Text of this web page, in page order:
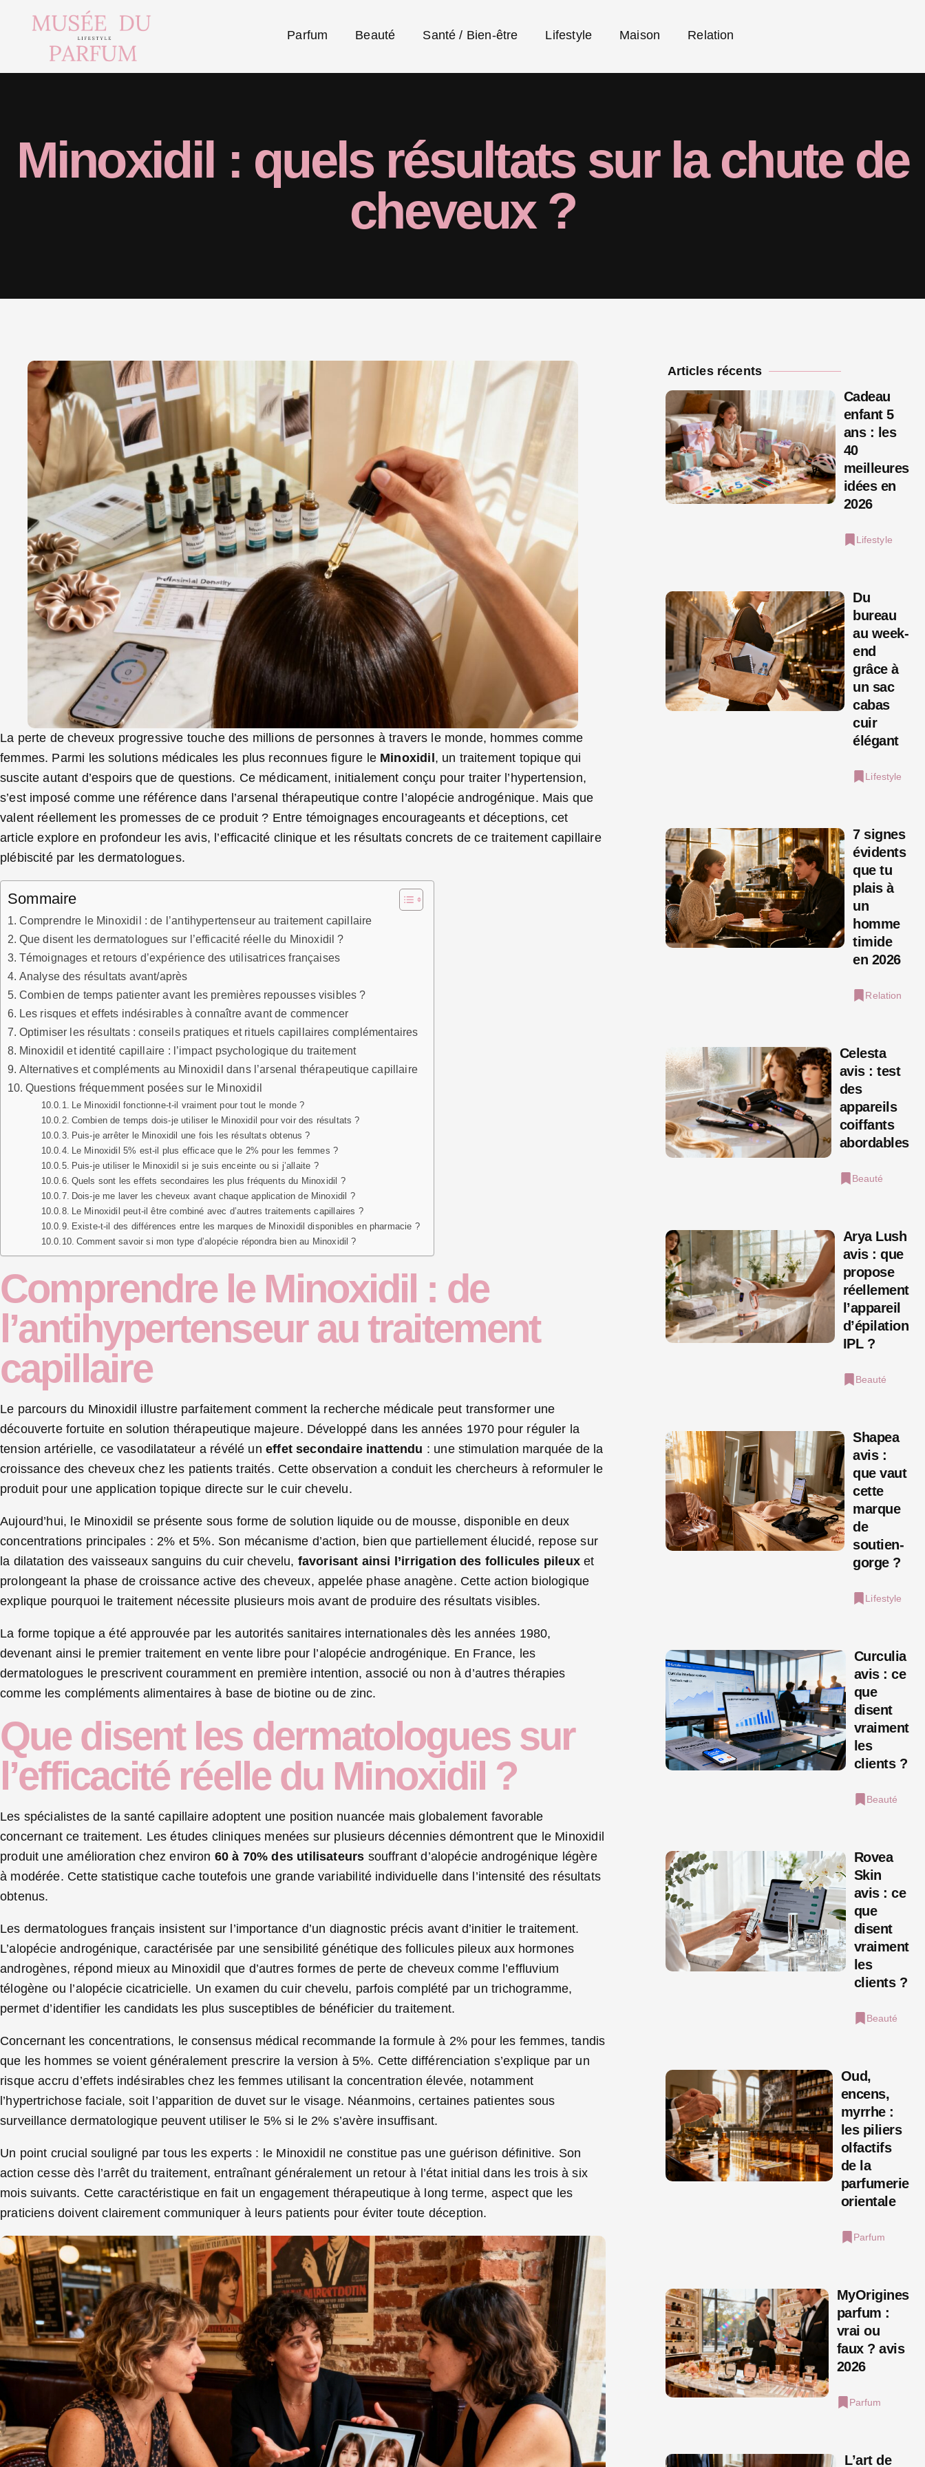
Parfum Beauté Santé / Bien-être Lifestyle Maison Relation
Minoxidil : quels résultats sur la chute de
cheveux ?
La perte de cheveux progressive touche des millions de personnes à travers le monde, hommes comme
femmes. Parmi les solutions médicales les plus reconnues figure le Minoxidil, un traitement topique qui
suscite autant d’espoirs que de questions. Ce médicament, initialement conçu pour traiter l’hypertension,
s’est imposé comme une référence dans l’arsenal thérapeutique contre l’alopécie androgénique. Mais que
valent réellement les promesses de ce produit ? Entre témoignages encourageants et déceptions, cet
article explore en profondeur les avis, l’efficacité clinique et les résultats concrets de ce traitement capillaire
plébiscité par les dermatologues.
Sommaire
Comprendre le Minoxidil : de l’antihypertenseur au traitement capillaire
Que disent les dermatologues sur l’efficacité réelle du Minoxidil ?
Témoignages et retours d’expérience des utilisatrices françaises
Analyse des résultats avant/après
Combien de temps patienter avant les premières repousses visibles ?
Les risques et effets indésirables à connaître avant de commencer
Optimiser les résultats : conseils pratiques et rituels capillaires complémentaires
Minoxidil et identité capillaire : l’impact psychologique du traitement
Alternatives et compléments au Minoxidil dans l’arsenal thérapeutique capillaire
Questions fréquemment posées sur le Minoxidil
Le Minoxidil fonctionne-t-il vraiment pour tout le monde ?
Combien de temps dois-je utiliser le Minoxidil pour voir des résultats ?
Puis-je arrêter le Minoxidil une fois les résultats obtenus ?
Le Minoxidil 5% est-il plus efficace que le 2% pour les femmes ?
Puis-je utiliser le Minoxidil si je suis enceinte ou si j’allaite ?
Quels sont les effets secondaires les plus fréquents du Minoxidil ?
Dois-je me laver les cheveux avant chaque application de Minoxidil ?
Le Minoxidil peut-il être combiné avec d’autres traitements capillaires ?
Existe-t-il des différences entre les marques de Minoxidil disponibles en pharmacie ?
Comment savoir si mon type d’alopécie répondra bien au Minoxidil ?
Comprendre le Minoxidil : de
l’antihypertenseur au traitement
capillaire
Le parcours du Minoxidil illustre parfaitement comment la recherche médicale peut transformer une
découverte fortuite en solution thérapeutique majeure. Développé dans les années 1970 pour réguler la
tension artérielle, ce vasodilatateur a révélé un effet secondaire inattendu : une stimulation marquée de la
croissance des cheveux chez les patients traités. Cette observation a conduit les chercheurs à reformuler le
produit pour une application topique directe sur le cuir chevelu.
Aujourd’hui, le Minoxidil se présente sous forme de solution liquide ou de mousse, disponible en deux
concentrations principales : 2% et 5%. Son mécanisme d’action, bien que partiellement élucidé, repose sur
la dilatation des vaisseaux sanguins du cuir chevelu, favorisant ainsi l’irrigation des follicules pileuxet
prolongeant la phase de croissance active des cheveux, appelée phase anagène. Cette action biologique
explique pourquoi le traitement nécessite plusieurs mois avant de produire des résultats visibles.
La forme topique a été approuvée par les autorités sanitaires internationales dès les années 1980,
devenant ainsi le premier traitement en vente libre pour l’alopécie androgénique. En France, les
dermatologues le prescrivent couramment en première intention, associé ou non à d’autres thérapies
comme les compléments alimentaires à base de biotine ou de zinc.
Que disent les dermatologues sur
l’efficacité réelle du Minoxidil ?
Les spécialistes de la santé capillaire adoptent une position nuancée mais globalement favorable
concernant ce traitement. Les études cliniques menées sur plusieurs décennies démontrent que le Minoxidil
produit une amélioration chez environ 60 à 70% des utilisateurs souffrant d’alopécie androgénique légère
à modérée. Cette statistique cache toutefois une grande variabilité individuelle dans l’intensité des résultats
obtenus.
Les dermatologues français insistent sur l’importance d’un diagnostic précis avant d’initier le traitement.
L’alopécie androgénique, caractérisée par une sensibilité génétique des follicules pileux aux hormones
androgènes, répond mieux au Minoxidil que d’autres formes de perte de cheveux comme l’effluvium
télogène ou l’alopécie cicatricielle. Un examen du cuir chevelu, parfois complété par un trichogramme,
permet d’identifier les candidats les plus susceptibles de bénéficier du traitement.
Concernant les concentrations, le consensus médical recommande la formule à 2% pour les femmes, tandis
que les hommes se voient généralement prescrire la version à 5%. Cette différenciation s’explique par un
risque accru d’effets indésirables chez les femmes utilisant la concentration élevée, notamment
l’hypertrichose faciale, soit l’apparition de duvet sur le visage. Néanmoins, certaines patientes sous
surveillance dermatologique peuvent utiliser le 5% si le 2% s’avère insuffisant.
Un point crucial souligné par tous les experts : le Minoxidil ne constitue pas une guérison définitive. Son
action cesse dès l’arrêt du traitement, entraînant généralement un retour à l’état initial dans les trois à six
mois suivants. Cette caractéristique en fait un engagement thérapeutique à long terme, aspect que les
praticiens doivent clairement communiquer à leurs patients pour éviter toute déception.
Articles récents
Cadeau
enfant 5
ans : les
40
meilleures
idées en
2026
Lifestyle
Du
bureau
au week-
end
grâce à
un sac
cabas
cuir
élégant
Lifestyle
7 signes
évidents
que tu
plais à
un
homme
timide
en 2026
Relation
Celesta
avis : test
des
appareils
coiffants
abordables
Beauté
Arya Lush
avis : que
propose
réellement
l’appareil
d’épilation
IPL ?
Beauté
Shapea
avis :
que vaut
cette
marque
de
soutien-
gorge ?
Lifestyle
Curculia
avis : ce
que
disent
vraiment
les
clients ?
Beauté
Rovea
Skin
avis : ce
que
disent
vraiment
les
clients ?
Beauté
Oud,
encens,
myrrhe :
les piliers
olfactifs
de la
parfumerie
orientale
Parfum
MyOrigines
parfum :
vrai ou
faux ? avis
2026
Parfum
L’art de